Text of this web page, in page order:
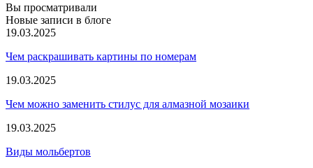
Вы просматривали
Новые записи в блоге
19.03.2025
Чем раскрашивать картины по номерам
19.03.2025
Чем можно заменить стилус для алмазной мозаики
19.03.2025
Виды мольбертов